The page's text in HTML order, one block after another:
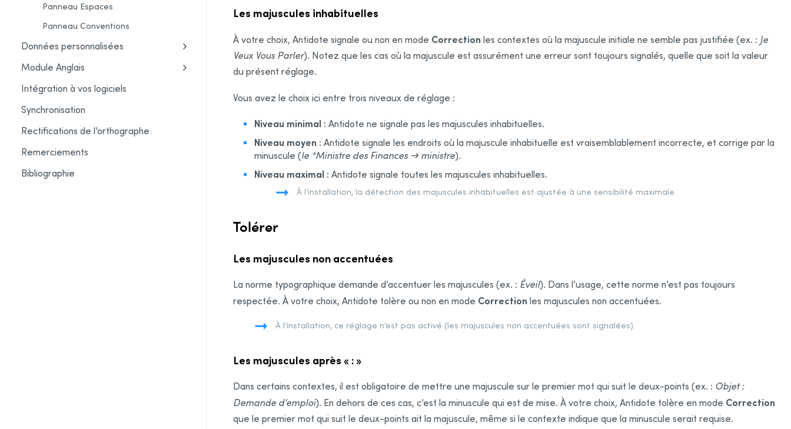
Panneau Espaces
Panneau Conventions
Données personnalisées
Module Anglais
Intégration à vos logiciels
Synchronisation
Rectifications de l’orthographe
Remerciements
Bibliographie
Les majuscules inhabituelles
À votre choix, Antidote signale ou non en mode Correction les contextes où la majuscule initiale ne semble pas justifiée (ex. : Je
Veux Vous Parler). Notez que les cas où la majuscule est assurément une erreur sont toujours signalés, quelle que soit la valeur
du présent réglage.
Vous avez le choix ici entre trois niveaux de réglage :
Niveau minimal : Antidote ne signale pas les majuscules inhabituelles.
Niveau moyen : Antidote signale les endroits où la majuscule inhabituelle est vraisemblablement incorrecte, et corrige par la
minuscule (le *Ministre des Finances → ministre).
Niveau maximal : Antidote signale toutes les majuscules inhabituelles.
À l’installation, la détection des majuscules inhabituelles est ajustée à une sensibilité maximale.
Tolérer
Les majuscules non accentuées
La norme typographique demande d’accentuer les majuscules (ex. : Éveil). Dans l’usage, cette norme n’est pas toujours
respectée. À votre choix, Antidote tolère ou non en mode Correction les majuscules non accentuées.
À l’installation, ce réglage n’est pas activé (les majuscules non accentuées sont signalées).
Les majuscules après « : »
Dans certains contextes, il est obligatoire de mettre une majuscule sur le premier mot qui suit le deux-points (ex. : Objet :
Demande d’emploi). En dehors de ces cas, c’est la minuscule qui est de mise. À votre choix, Antidote tolère en mode Correction
que le premier mot qui suit le deux-points ait la majuscule, même si le contexte indique que la minuscule serait requise.